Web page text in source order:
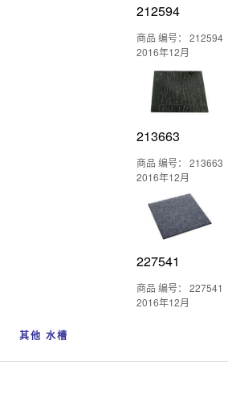
212594
商品 编号： 212594
2016年12月
213663
商品 编号： 213663
2016年12月
227541
商品 编号： 227541
2016年12月
其他 水槽